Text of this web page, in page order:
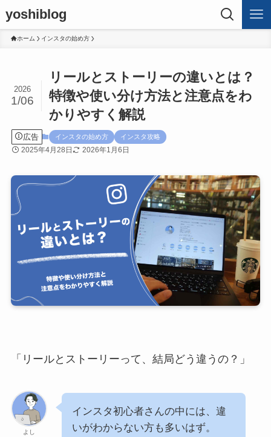
yoshiblog
ホーム インスタの始め方
リールとストーリーの違いとは？
特徴や使い分け方法と注意点をわ
かりやすく解説
2026
1/06
広告 インスタの始め方 インスタ攻略
2025年4月28日 2026年1月6日
「リールとストーリーって、結局どう違うの？」
よし
インスタ初心者さんの中には、違
いがわからない方も多いはず。